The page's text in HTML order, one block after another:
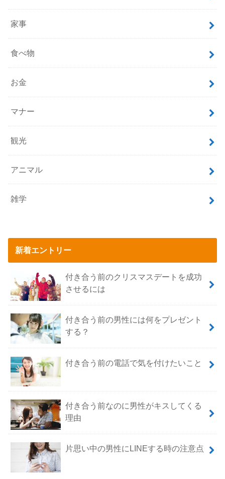
家事
食べ物
お金
マナー
観光
アニマル
雑学
新着エントリー
付き合う前のクリスマスデートを成功
させるには
付き合う前の男性には何をプレゼント
する？
付き合う前の電話で気を付けたいこと
付き合う前なのに男性がキスしてくる
理由
片思い中の男性にLINEする時の注意点